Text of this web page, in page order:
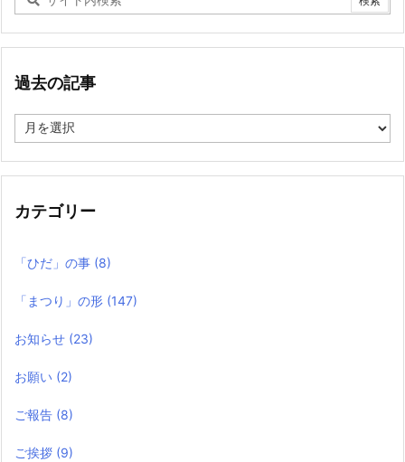
過去の記事
去
記
カテゴリー
「ひだ」の事 (8)
「まつり」の形 (147)
お知らせ (23)
お願い (2)
ご報告 (8)
ご挨拶 (9)